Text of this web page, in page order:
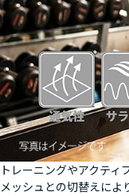
トレーニングやアクティ
メッシュとの切替えに